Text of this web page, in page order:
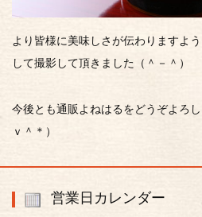
より皆様に美味しさが伝わりますよ
して撮影して頂きました（＾－＾）
今後とも通販よねはるをどうぞよろ
ｖ＾＊）
営業日カレンダー